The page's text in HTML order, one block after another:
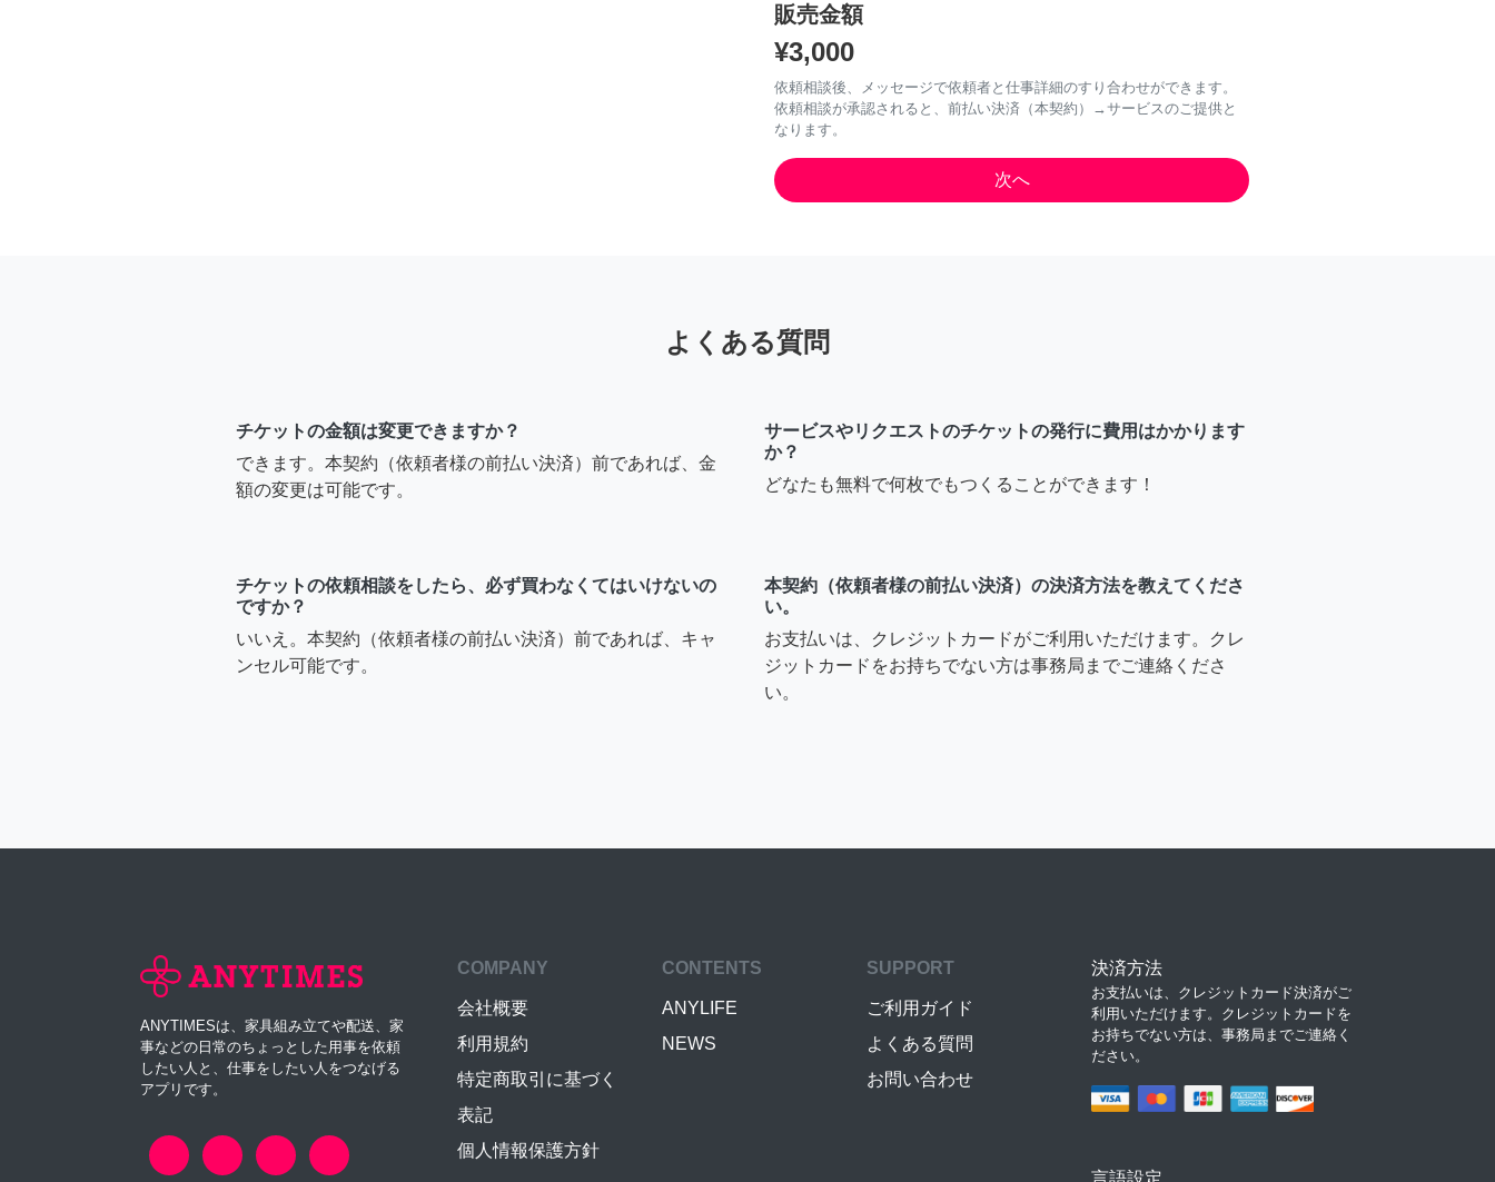
販売金額
¥3,000
依頼相談後、メッセージで依頼者と仕事詳細のすり合わせができます。
依頼相談が承認されると、前払い決済（本契約）→サービスのご提供と
なります。
よくある質問
チケットの金額は変更できますか？
できます。本契約（依頼者様の前払い決済）前であれば、金
額の変更は可能です。
サービスやリクエストのチケットの発行に費用はかかります
か？
どなたも無料で何枚でもつくることができます！
チケットの依頼相談をしたら、必ず買わなくてはいけないの
ですか？
いいえ。本契約（依頼者様の前払い決済）前であれば、キャ
ンセル可能です。
本契約（依頼者様の前払い決済）の決済方法を教えてくださ
い。
お支払いは、クレジットカードがご利用いただけます。クレ
ジットカードをお持ちでない方は事務局までご連絡くださ
い。
ANYTIMESは、家具組み立てや配送、家
事などの日常のちょっとした用事を依頼
したい人と、仕事をしたい人をつなげる
アプリです。
COMPANY
会社概要
利用規約
特定商取引に基づく
表記
個人情報保護方針
CONTENTS
ANYLIFE
NEWS
SUPPORT
ご利用ガイド
よくある質問
お問い合わせ
決済方法
お支払いは、クレジットカード決済がご
利用いただけます。クレジットカードを
お持ちでない方は、事務局までご連絡く
ださい。
言語設定